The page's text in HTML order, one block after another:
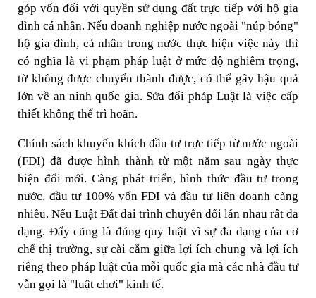
góp vốn đối với quyền sử dụng đất trực tiếp với hộ gia
đình cá nhân. Nếu doanh nghiệp nước ngoài "núp bóng"
hộ gia đình, cá nhân trong nước thực hiện việc này thì
có nghĩa là vi phạm pháp luật ở mức độ nghiêm trọng,
từ không được chuyển thành được, có thể gây hậu quả
lớn về an ninh quốc gia. Sửa đổi pháp Luật là việc cấp
thiết không thể trì hoãn.
Chính sách khuyến khích đầu tư trực tiếp từ nước ngoài
(FDI) đã được hình thành từ một năm sau ngày thực
hiện đổi mới. Càng phát triển, hình thức đầu tư trong
nước, đầu tư 100% vốn FDI và đầu tư liên doanh càng
nhiều. Nếu Luật Đất đai trình chuyển đổi lẫn nhau rất đa
dạng. Đấy cũng là đúng quy luật vì sự đa dạng của cơ
chế thị trường, sự cài cắm giữa lợi ích chung và lợi ích
riêng theo pháp luật của mỗi quốc gia mà các nhà đầu tư
vẫn gọi là "luật chơi" kinh tế.